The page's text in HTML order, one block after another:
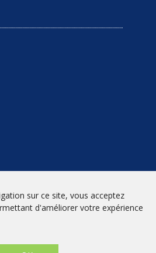
générales de vente
sur ce site, vous acceptez
d'améliorer votre expérience